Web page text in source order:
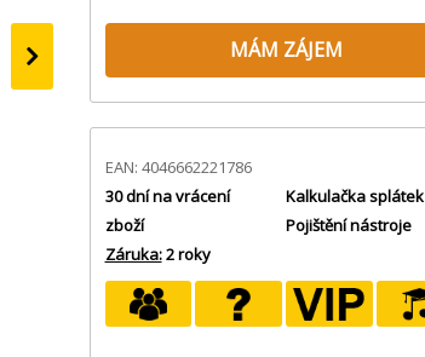
MÁM ZÁJEM
EAN: 4046662221786
30 dní na vrácení
zboží
Záruka:2 roky
Kalkulačka splátek
Pojištění nástroje